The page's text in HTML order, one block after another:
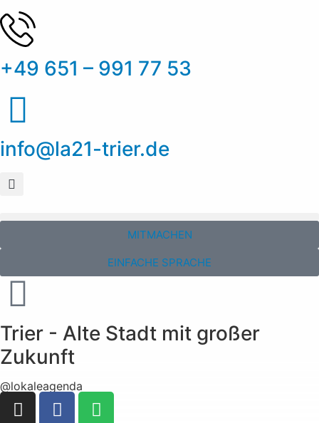
+49 651 – 991 77 53
info@la21-trier.de
MITMACHEN
EINFACHE SPRACHE
Trier - Alte Stadt mit großer
Zukunft
@lokaleagenda